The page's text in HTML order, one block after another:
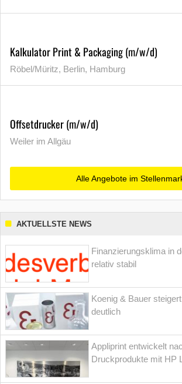
Kalkulator Print & Packaging (m/w/d)
Röbel/Müritz, Berlin, Hamburg
Offsetdrucker (m/w/d)
Weiler im Allgäu
Alle Angebote im
AKTUELLSTE NEWS
Finanzierungsklima in
relativ stabil
Koenig & Bauer
deutlich
Appliprint entwickelt
Druckprodukte mit HP